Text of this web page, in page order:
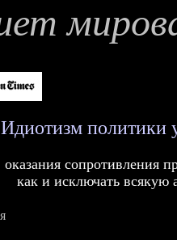
Идиотизм политики
сопротивления
как и исключать всякую
статья